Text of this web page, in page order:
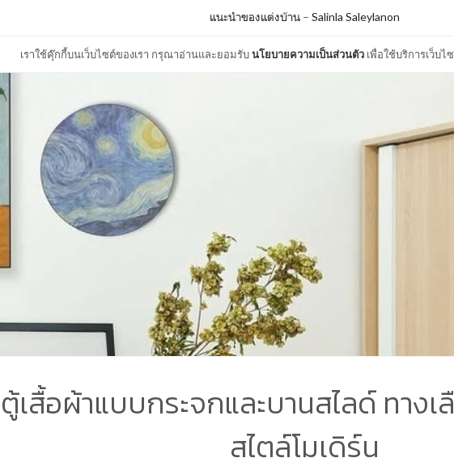
เราใช้คุ๊กกี้บนเว็บไซต์ของเรา กรุณาอ่านและยอมรับนโยบายความเป็นส่วนตัว เพื่อใช้บริการเว็บไ
แนะนำของแต่งบ้าน– Salinla Saleylanon
ตู้เสื้อผ้าแบบกระจกและบานสไลด์ ทาง
สไตล์โมเดิร์น